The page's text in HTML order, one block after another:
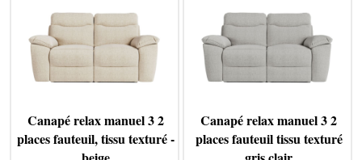
Canapé relax manuel 3 2
places fauteuil, tissu texturé -
Canapé relax manuel 3 2
places fauteuil tissu texturé